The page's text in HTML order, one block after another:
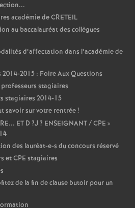
académie deCRETEIL
au baccalauréat des collègues
d’affectation dans l’académie de
2015 : Foire Aux Questions
stagiaires
stagiaires 2014-15
savoir sur votre rentrée!
... ET D ?J ? ENSEIGNANT/CPE »
des lauréat-e-s du concours réservé
etCPE stagiaires
de la fin de clause butoir pour un